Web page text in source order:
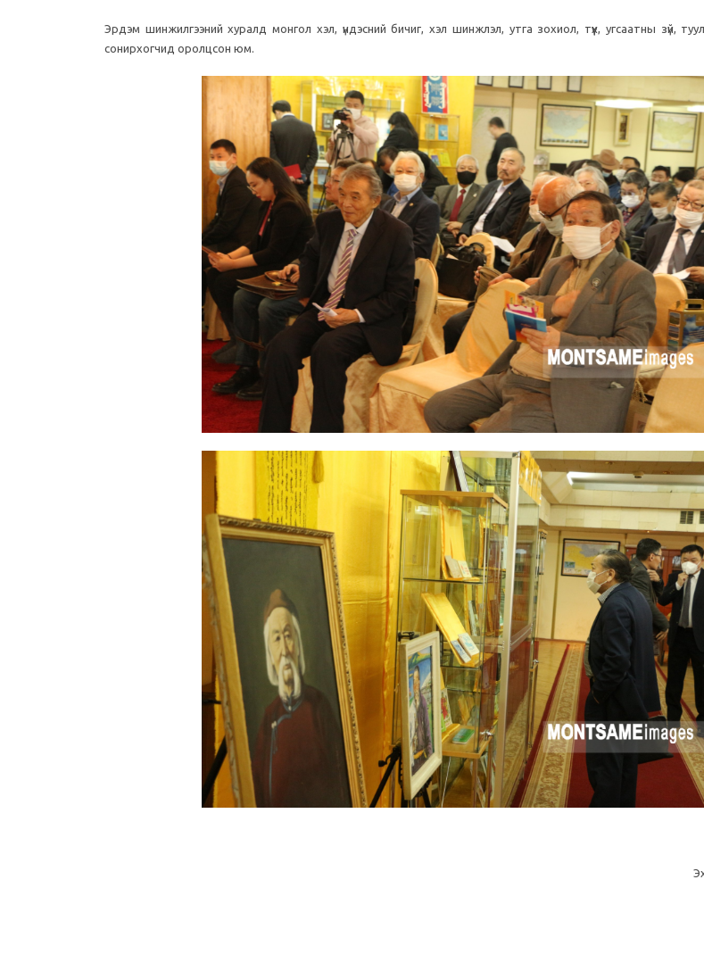
Эрдэм шинжилгээний хуралд монгол хэл, үндэсний бичиг, хэл шинжлэл, утга зохиол, түүх, угсаатны зүй,
сонирхогчид оролцсон юм.